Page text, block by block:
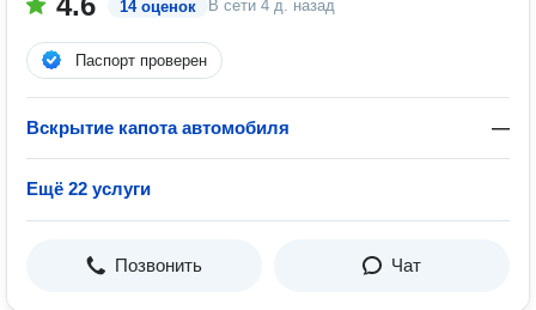
14 оценок В сети 4 д. назад
Паспорт проверен
Вскрытие капота автомобиля —
Ещё 22 услуги
Позвонить Чат